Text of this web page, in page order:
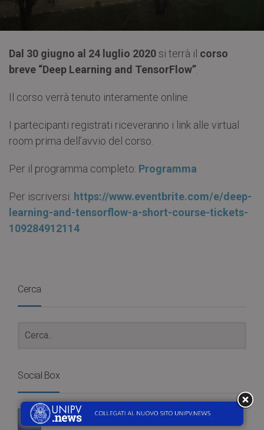
Dal 30 giugno al 24 luglio 2020si terrà il corso
breve “Deep Learning and TensorFlow”
Il corso verrà tenuto interamente online.
I partecipanti registrati riceveranno i link alle virtual
room prima dell’avvio del corso.
Per il programma completo: Programma
Per iscriversi: https://www.eventbrite.com/e/deep-
learning-and-tensorflow-a-short-course-tickets-
109284912114
Cerca
Social Box
FACEBOOK